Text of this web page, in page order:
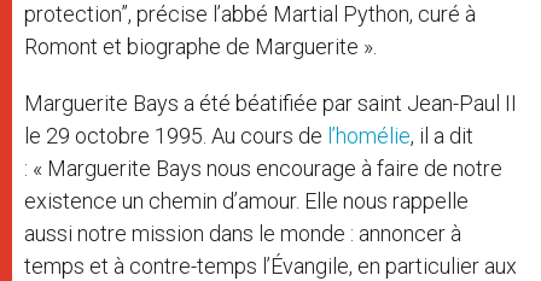
protection”, précise l’abbé Martial Python, curé à
Romont et biographe de Marguerite ».
Marguerite Bays a été béatifiée par saint Jean-Paul II
le 29 octobre 1995. Au cours de l’homélie, il a dit
: « Marguerite Bays nous encourage à faire de notre
existence un chemin d’amour. Elle nous rappelle
aussi notre mission dans le monde : annoncer à
temps et à contre-temps l’Évangile, en particulier aux